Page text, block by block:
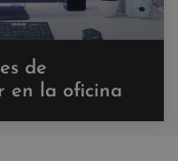
de
en la oficina